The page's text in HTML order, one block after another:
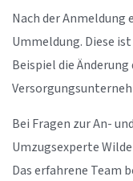
Nach der
Ummeldung. Diese
Beispiel die
Bei Fragen zur An-
Umzugsexperte
Das erfahrene Team